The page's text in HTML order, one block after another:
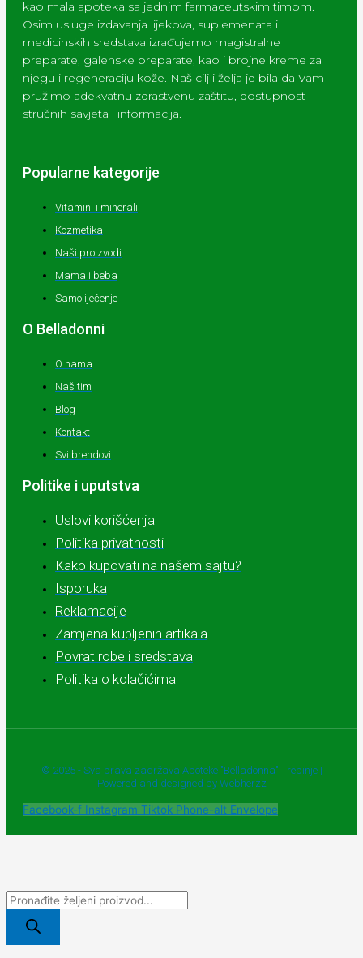
kao mala apoteka sa jednim farmaceutskim timom.
Osim usluge izdavanja lijekova, suplemenata i
medicinskih sredstava izrađujemo magistralne
preparate, galenske preparate, kao i brojne kreme za
njegu i regeneraciju kože. Naš cilj i želja je bila da Vam
pružimo adekvatnu zdrastvenu zaštitu, dostupnost
stručnih savjeta i informacija.
Popularne kategorije
Vitamini i minerali
Kozmetika
Naši proizvodi
Mama i beba
Samoliječenje
O Belladonni
O nama
Naš tim
Blog
Kontakt
Svi brendovi
Politike i uputstva
Uslovi korišćenja
Politika privatnosti
Kako kupovati na našem sajtu?
Isporuka
Reklamacije
Zamjena kupljenih artikala
Povrat robe i sredstava
Politika o kolačićima
© 2025 - Sva prava zadržava Apoteke "Belladonna" Trebinje |
Powered and designed by Webherzz
Facebook-f Instagram Tiktok Phone-alt Envelope